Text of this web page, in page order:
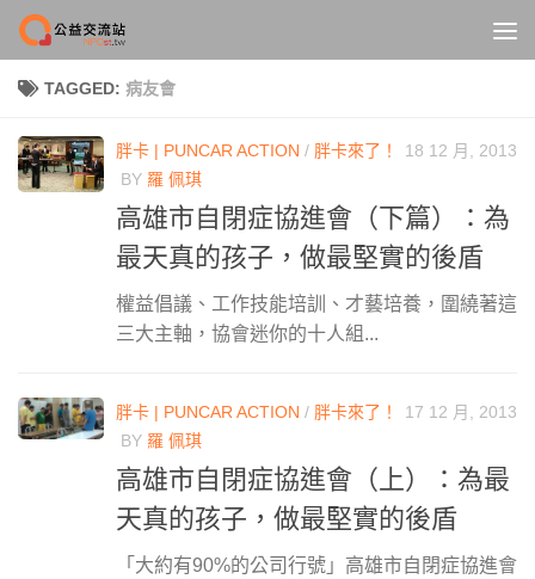
Skip to content
TAGGED: 病友會
胖卡 | PUNCAR ACTION / 胖卡來了！
18 12 月, 2013
BY 羅 佩琪
高雄市自閉症協進會（下篇）：為
最天真的孩子，做最堅實的後盾
權益倡議、工作技能培訓、才藝培養，圍繞著這
三大主軸，協會迷你的十人組...
胖卡 | PUNCAR ACTION / 胖卡來了！
17 12 月, 2013
BY 羅 佩琪
高雄市自閉症協進會（上）：為最
天真的孩子，做最堅實的後盾
「大約有90%的公司行號」高雄市自閉症協進會